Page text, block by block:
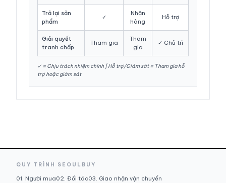
Trả lại sản
phẩm
✓
Nhận
hàng
Hỗ trợ
Giải quyết
tranh chấp
Tham gia
Tham
gia
✓ Chủ trì
✓ = Chịu trách nhiệm chính | Hỗ trợ/Giám sát = Tham gia hỗ
trợ hoặc giám sát
QUY TRÌNH SEOULBUY
01. Người mua02. Đối tác03. Giao nhận vận chuyển